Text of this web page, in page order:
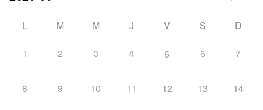
L M M J V S D
1 2 3 4 5 6 7
8 9 10 11 12 13 14